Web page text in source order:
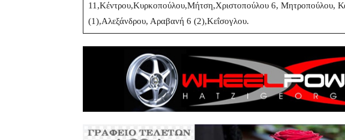
11,Κέντρου,Κυρκοπούλου,Μήτση,Χριστοπούλου 6, Μητροπούλου,
(1),Αλεξάνδρου, Αραβανή 6 (2),Κεΐσογλου.